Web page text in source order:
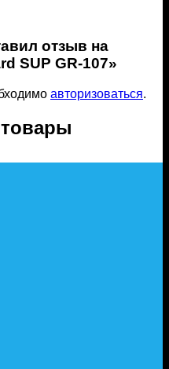
отзыв на
SUP GR-107»
авторизоваться.